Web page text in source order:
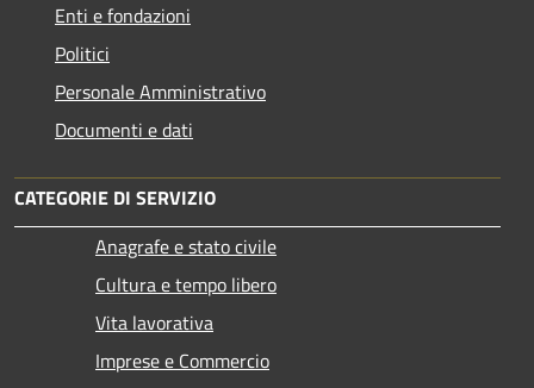
Enti e fondazioni
Politici
Personale Amministrativo
Documenti e dati
CATEGORIE DI SERVIZIO
Anagrafe e stato civile
Cultura e tempo libero
Vita lavorativa
Imprese e Commercio